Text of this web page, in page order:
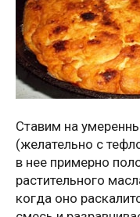
Ставим на
(желательно с
в нее примерно
растительного
когда оно